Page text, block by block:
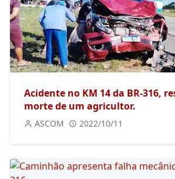
Acidente no KM 14 da BR-316,
morte de um agricultor.
ASCOM 2022/10/11